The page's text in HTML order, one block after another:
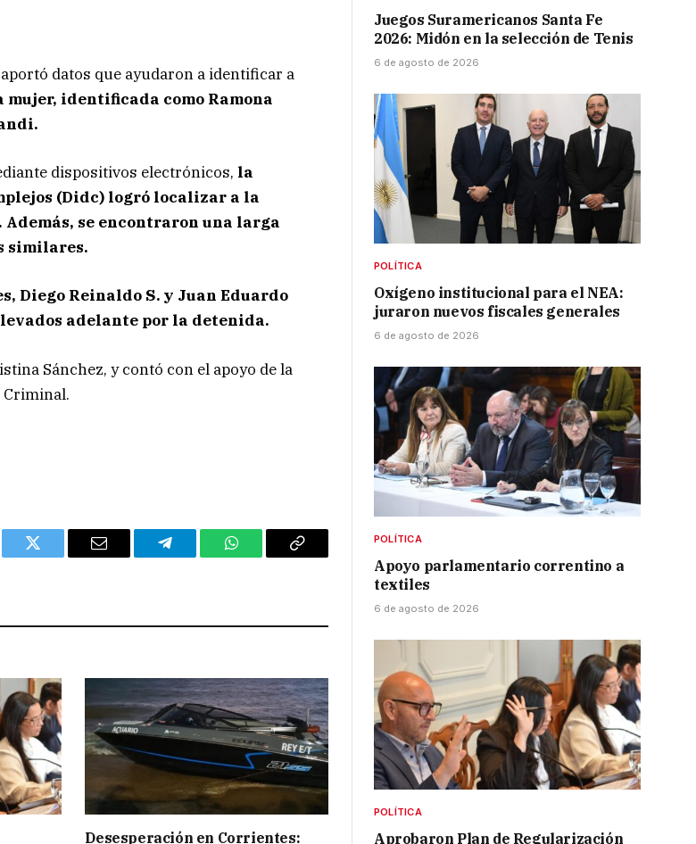
datos que ayudaron a identificar a
identificada como Ramona
dispositivos electrónicos, la
(Didc) logró localizar a la
se encontraron una larga
similares.
Diego Reinaldo S. y Juan Eduardo
adelante por la detenida.
Sánchez, y contó con el apoyo de la
Criminal.
Twitter Email Telegram WhatsAppCopy
Desesperación en Corrientes:
Juegos Suramericanos Santa Fe
2026: Midón en la selección de Tenis
6 de agosto de 2026
POLÍTICA
Oxígeno institucional para el NEA:
juraron nuevos fiscales generales
6 de agosto de 2026
POLÍTICA
Apoyo parlamentario correntino a
textiles
6 de agosto de 2026
POLÍTICA
Aprobaron Plan de Regularización